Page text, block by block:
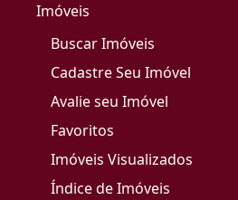
Imóveis
Buscar Imóveis
Cadastre Seu Imóvel
Avalie seu Imóvel
Favoritos
Imóveis Visualizados
Índice de Imóveis